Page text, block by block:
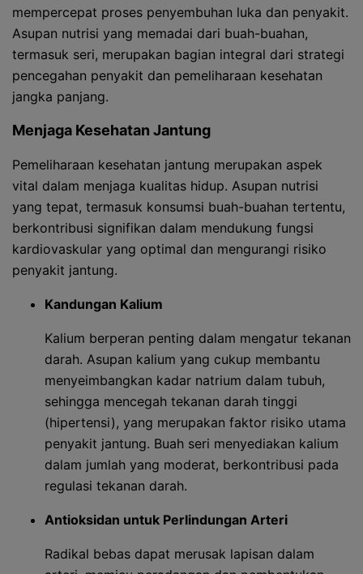
mempercepat proses penyembuhan luka dan penyakit.
Asupan nutrisi yang memadai dari buah-buahan,
termasuk seri, merupakan bagian integral dari strategi
pencegahan penyakit dan pemeliharaan kesehatan
jangka panjang.
Menjaga Kesehatan Jantung
Pemeliharaan kesehatan jantung merupakan aspek
vital dalam menjaga kualitas hidup. Asupan nutrisi
yang tepat, termasuk konsumsi buah-buahan tertentu,
berkontribusi signifikan dalam mendukung fungsi
kardiovaskular yang optimal dan mengurangi risiko
penyakit jantung.
Kandungan Kalium
Kalium berperan penting dalam mengatur tekanan
darah. Asupan kalium yang cukup membantu
menyeimbangkan kadar natrium dalam tubuh,
sehingga mencegah tekanan darah tinggi
(hipertensi), yang merupakan faktor risiko utama
penyakit jantung. Buah seri menyediakan kalium
dalam jumlah yang moderat, berkontribusi pada
regulasi tekanan darah.
Antioksidan untuk Perlindungan Arteri
Radikal bebas dapat merusak lapisan dalam